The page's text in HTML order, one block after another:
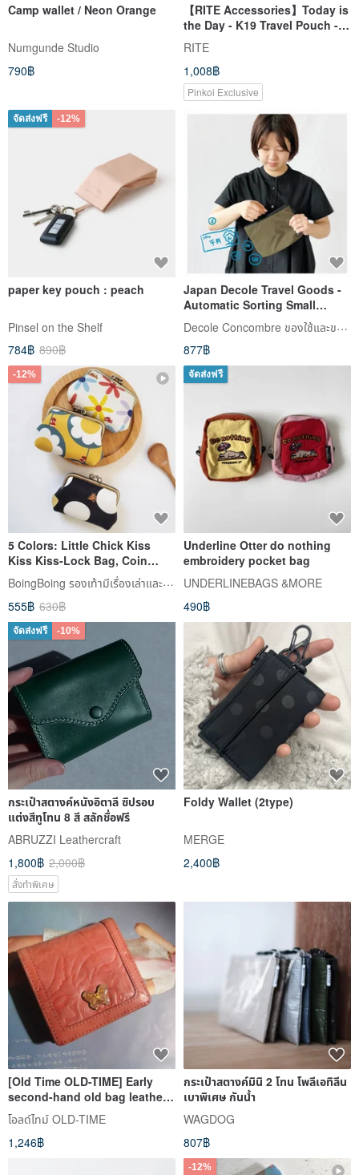
Camp wallet / Neon Orange
Numgunde Studio
790฿
【RITE Accessories】Today is
the Day - K19 Travel Pouch -
Available in Four Colors
RITE
1,008฿
Pinkoi Exclusive
จัดส่งฟรี -12%
paper key pouch : peach
Pinsel on the Shelf
784฿ 890฿
Japan Decole Travel Goods -
Automatic Sorting Small
Wallet
Decole Concombre ของใช้และของตกแต่งบ้าน
877฿
-12%
5 Colors: Little Chick Kiss
Kiss Kiss-Lock Bag, Coin
Purse, Card Holder, Seal
Holder, Lipstick Holder, Water-
Repellent
BoingBoing รองเท้ามีเรื่องเล่าและกระเป๋าลายวาดมือ
555฿ 630฿
จัดส่งฟรี
Underline Otter do nothing
embroidery pocket bag
UNDERLINEBAGS &MORE
490฿
จัดส่งฟรี -10%
กระเป๋าสตางค์หนังอิตาลี ซิปรอบ
แต่งสีทูโทน 8 สี สลักชื่อฟรี
ABRUZZI Leathercraft
1,800฿ 2,000฿
สั่งทำพิเศษ
Foldy Wallet (2type)
MERGE
2,400฿
[Old Time OLD-TIME] Early
second-hand old bag leather
coin purse
โอลด์ไทม์ OLD-TIME
1,246฿
กระเป๋าสตางค์มินิ 2 โทน โพลีเอทิลีน
เบาพิเศษ กันน้ำ
WAGDOG
807฿
-12%